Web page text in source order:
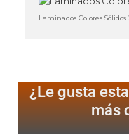
Laminados Colores Sólidos
¿Le gusta
más